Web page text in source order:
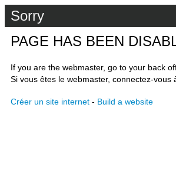
Sorry
PAGE HAS BEEN
If you are the webmaster, go to your back
Si vous êtes le webmaster, connectez-
Créer un site internet - Build a website